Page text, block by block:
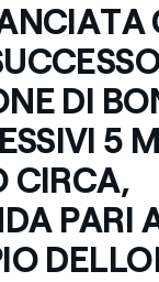
DI
5
CIRCA,
PARI